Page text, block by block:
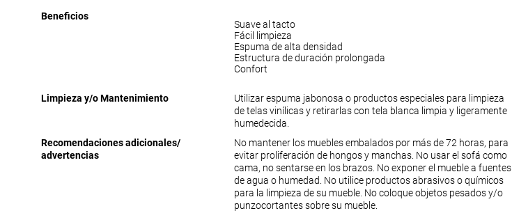
Beneficios
Suave al tacto
Fácil limpieza
Espuma de alta densidad
Estructura de duración prolongada
Confort
Limpieza y/o Mantenimiento
Utilizar espuma jabonosa o productos especiales para limpieza
de telas vinílicas y retirarlas con tela blanca limpia y ligeramente
humedecida.
Recomendaciones adicionales/
advertencias
No mantener los muebles embalados por más de 72 horas, para
evitar proliferación de hongos y manchas. No usar el sofá como
cama, no sentarse en los brazos. No exponer el mueble a fuentes
de agua o humedad. No utilice productos abrasivos o químicos
para la limpieza de su mueble. No coloque objetos pesados y/o
punzocortantes sobre su mueble.